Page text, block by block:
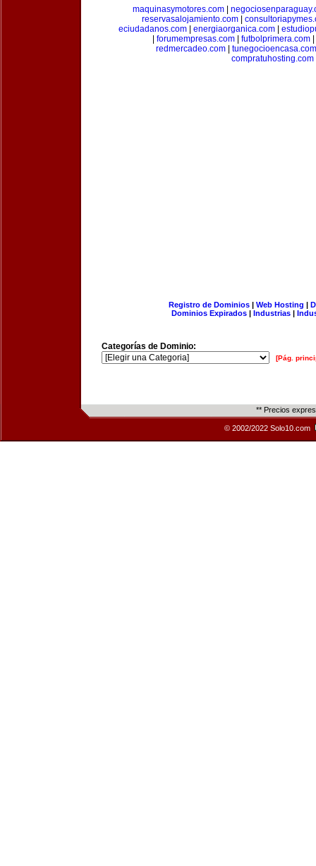
maquinasymotores.com|
reservasalojamiento.com
eciudadanos.com| energiaorganica.com|
forumempresas.com futbolprimera.com
redmercadeo.com| tunegocioencasa.com
compratuhosting.com
Registro de Dominios| Web Hosting |
Dominios Expirados | Industrias |
Categorías de Dominio:
[Pág.
** Precios
© 2002/2022 Solo10.com